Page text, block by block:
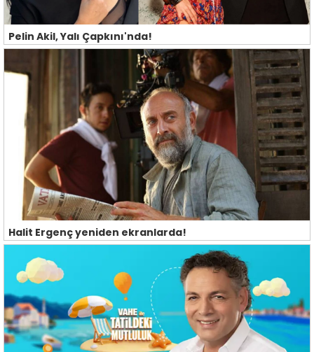
Pelin Akil, Yalı Çapkını'nda!
Halit Ergenç yeniden ekranlarda!